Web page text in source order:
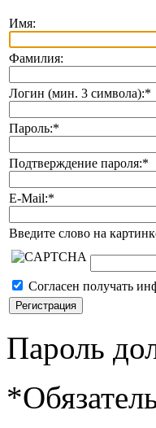
Имя:
Фамилия:
Логин (мин. 3 символа):*
Пароль:*
Подтверждение пароля:*
E-Mail:*
Введите слово на
Согласен получать
Пароль
*